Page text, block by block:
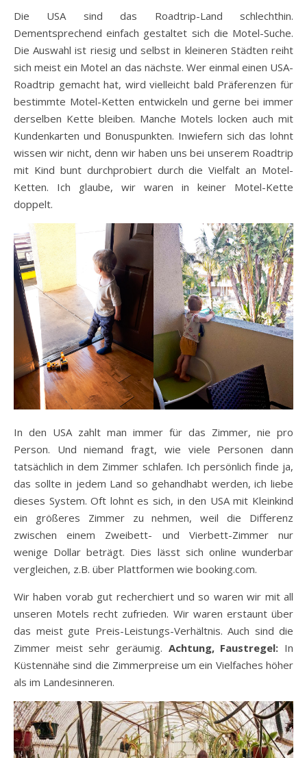
Die USA sind das Roadtrip-Land schlechthin.
Dementsprechend einfach gestaltet sich die Motel-Suche.
Die Auswahl ist riesig und selbst in kleineren Städten reiht
sich meist ein Motel an das nächste. Wer einmal einen USA-
Roadtrip gemacht hat, wird vielleicht bald Präferenzen für
bestimmte Motel-Ketten entwickeln und gerne bei immer
derselben Kette bleiben. Manche Motels locken auch mit
Kundenkarten und Bonuspunkten. Inwiefern sich das lohnt
wissen wir nicht, denn wir haben uns bei unserem Roadtrip
mit Kind bunt durchprobiert durch die Vielfalt an Motel-
Ketten. Ich glaube, wir waren in keiner Motel-Kette
doppelt.
In den USA zahlt man immer für das Zimmer, nie pro
Person. Und niemand fragt, wie viele Personen dann
tatsächlich in dem Zimmer schlafen. Ich persönlich finde ja,
das sollte in jedem Land so gehandhabt werden, ich liebe
dieses System. Oft lohnt es sich, in den USA mit Kleinkind
ein größeres Zimmer zu nehmen, weil die Differenz
zwischen einem Zweibett- und Vierbett-Zimmer nur
wenige Dollar beträgt. Dies lässt sich online wunderbar
vergleichen, z.B. über Plattformen wie booking.com.
Wir haben vorab gut recherchiert und so waren wir mit all
unseren Motels recht zufrieden. Wir waren erstaunt über
das meist gute Preis-Leistungs-Verhältnis. Auch sind die
Zimmer meist sehr geräumig. Achtung, Faustregel: In
Küstennähe sind die Zimmerpreise um ein Vielfaches höher
als im Landesinneren.